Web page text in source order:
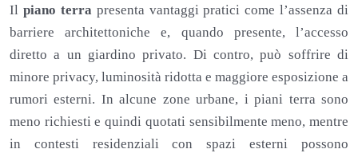
Il piano terrapresenta vantaggi pratici come l’assenza di
barriere architettoniche e, quando presente, l’accesso
diretto a un giardino privato. Di contro, può soffrire di
minore privacy, luminosità ridotta e maggiore esposizione a
rumori esterni. In alcune zone urbane, i piani terra sono
meno richiesti e quindi quotati sensibilmente meno, mentre
in contesti residenziali con spazi esterni possono